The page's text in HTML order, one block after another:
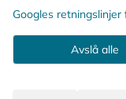
Googles
Avslå alle